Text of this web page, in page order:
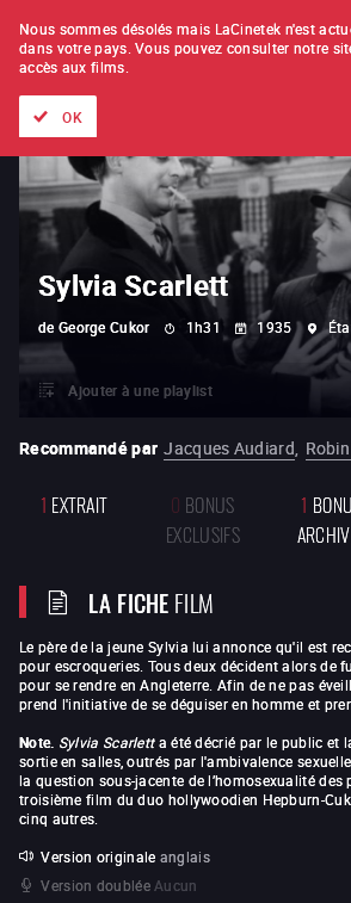
À L'UNITÉ ABONNEMENT
Sylvia Scarlett
de George Cukor 1h31 1935
Ajouter à une playlist
Recommandé par Jacques Audiard,
1 EXTRAIT 0 BONUS
EXCLUSIFS
1
LA FICHEFILM
Le père de la jeune Sylvia lui annonce qu'il est
pour escroqueries. Tous deux décident alors de
pour se rendre en Angleterre. Afin de ne pas
prend l'initiative de se déguiser en homme et
Note. Sylvia Scarletta été décrié par le public et
sortie en salles, outrés par l'ambivalence
la question sous-jacente de l’homosexualité des
troisième film du duo hollywoodien Hepburn-
cinq autres.
Version originale anglais
Version doublée Aucun
Nous sommes désolés mais LaCinetek n'est
dans votre pays. Vous pouvez consulter notre
accès aux films.
OK